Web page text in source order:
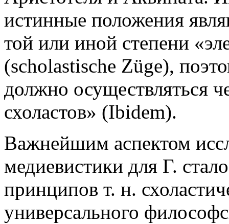
истинные положения
той или иной степени
(scholastische Züge),
должно осуществляться
схоластов» (Ibidem).
Важнейшим аспектом
медиевистики для Г.
принципов т. н.
универсального